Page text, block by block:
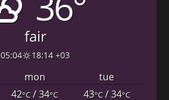
fair
05:04 18:14 +03
mon
tue
42°C/ 34°C 43°C/ 34°C